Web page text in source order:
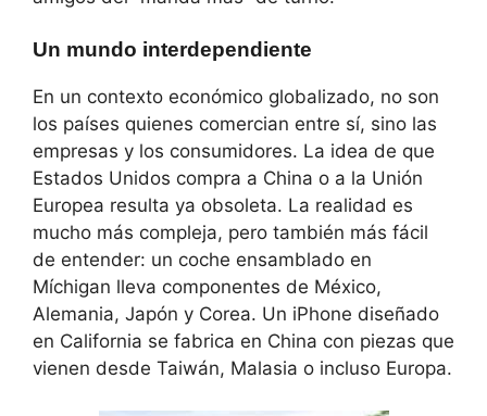
Un mundo interdependiente
En un contexto económico globalizado, no son
los países quienes comercian entre sí, sino las
empresas y los consumidores. La idea de que
Estados Unidos compra a China o a la Unión
Europea resulta ya obsoleta. La realidad es
mucho más compleja, pero también más fácil
de entender: un coche ensamblado en
Míchigan lleva componentes de México,
Alemania, Japón y Corea. Un iPhone diseñado
en California se fabrica en China con piezas que
vienen desde Taiwán, Malasia o incluso Europa.